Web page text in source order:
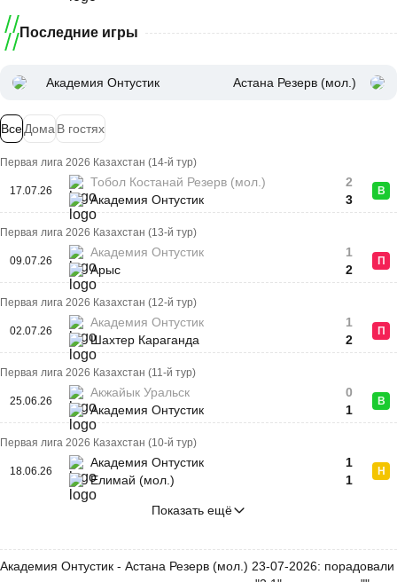
Последние игры
Академия Онтустик Астана Резерв (мол.)
ВсеДома В гостях
Первая лига 2026 Казахстан (14-й тур)
17.07.26
Тобол Костанай Резерв (мол.)
Академия Онтустик
2
3
В
Первая лига 2026 Казахстан (13-й тур)
09.07.26
Академия Онтустик
Арыс
1
2
П
Первая лига 2026 Казахстан (12-й тур)
02.07.26
Академия Онтустик
Шахтер Караганда
1
2
П
Первая лига 2026 Казахстан (11-й тур)
25.06.26
Акжайык Уральск
Академия Онтустик
0
1
В
Первая лига 2026 Казахстан (10-й тур)
18.06.26
Академия Онтустик
Елимай (мол.)
1
1
Н
Показать ещё
Академия Онтустик - Астана Резерв (мол.) 23-07-2026: порадовали